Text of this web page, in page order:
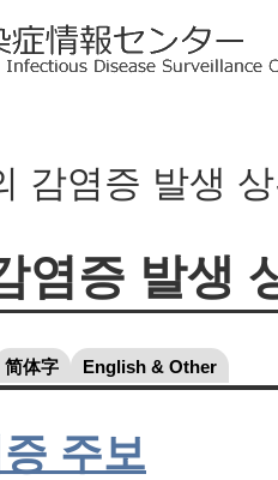
감염증 발생
염증 발생
简体字 English & Other
주보